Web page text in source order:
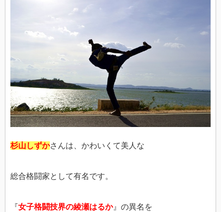
杉山しずかさんは、かわいくて美人な
総合格闘家として有名です。
『女子格闘技界の綾瀬はるか』の異名を